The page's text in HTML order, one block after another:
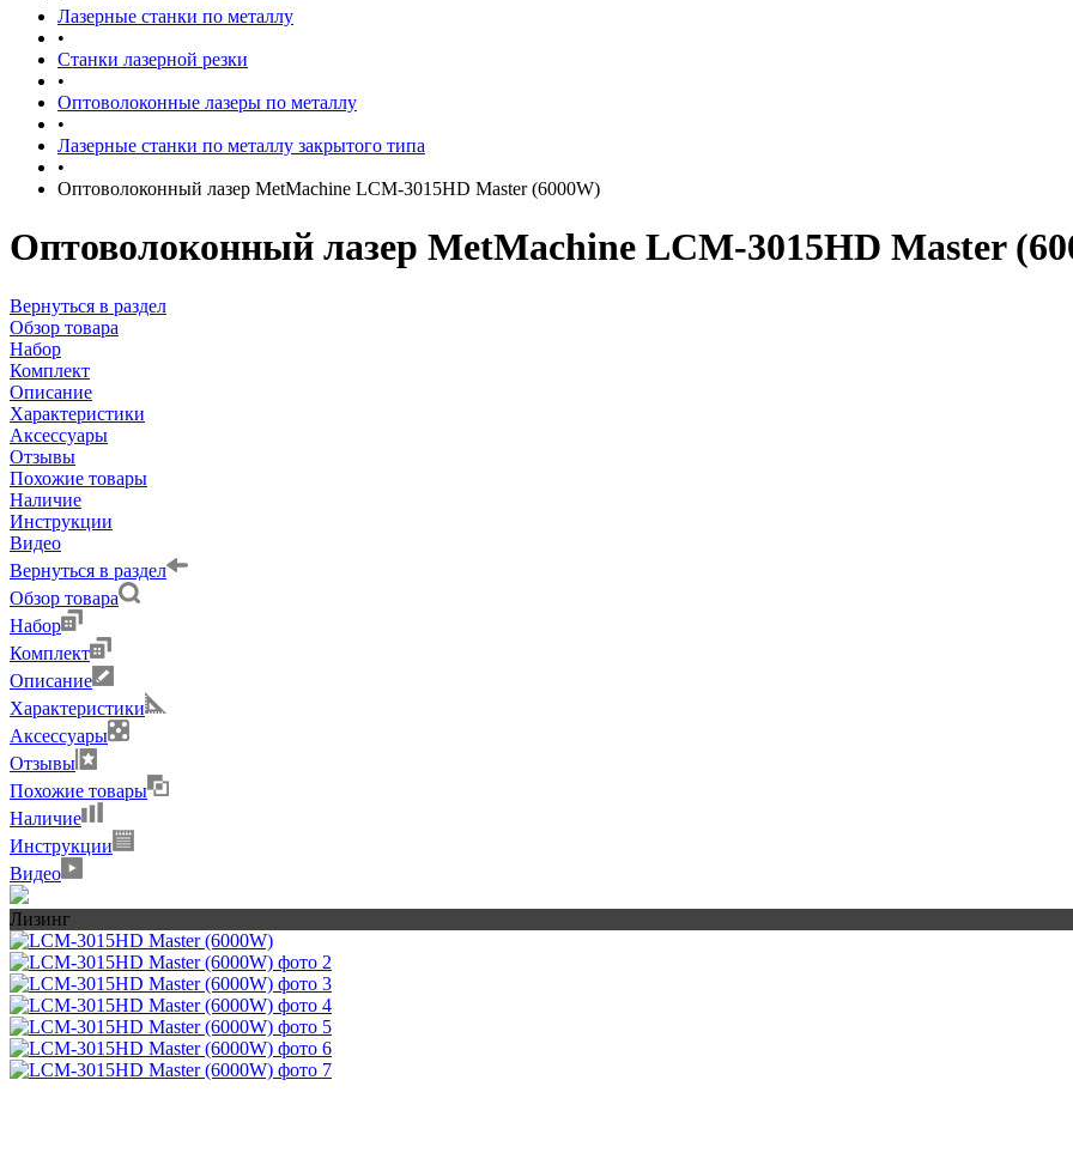
Лазерные станки по металлу
•
Станки лазерной резки
•
Оптоволоконные лазеры по металлу
•
Лазерные станки по металлу закрытого типа
•
Оптоволоконный лазер MetMachine LCM-3015HD Master (6000W)
Оптоволоконный лазер MetMachine LCM-3015HD Master
Вернуться в раздел
Обзор товара
Набор
Комплект
Описание
Характеристики
Аксессуары
Отзывы
Похожие товары
Наличие
Инструкции
Видео
Вернуться в раздел
Обзор товара
Набор
Комплект
Описание
Характеристики
Аксессуары
Отзывы
Похожие товары
Наличие
Инструкции
Видео
Лизинг